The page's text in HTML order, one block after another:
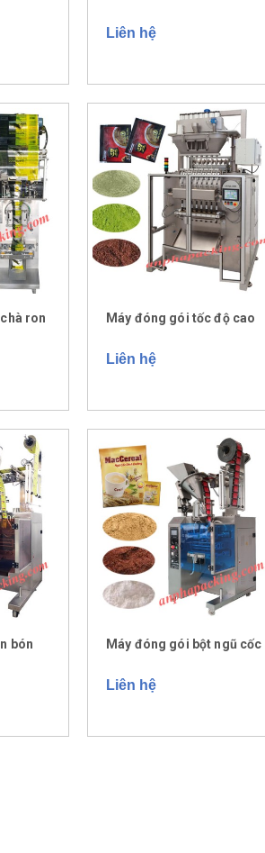
Liên hệ
ron Máy đóng gói tốc độ cao
Liên hệ
bón Máy đóng gói bột ngũ cốc
Liên hệ